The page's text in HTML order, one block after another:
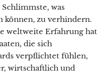
was
können, zu verhindern.
weltweite Erfahrung hat
die sich
verpflichtet fühlen,
wirtschaftlich und